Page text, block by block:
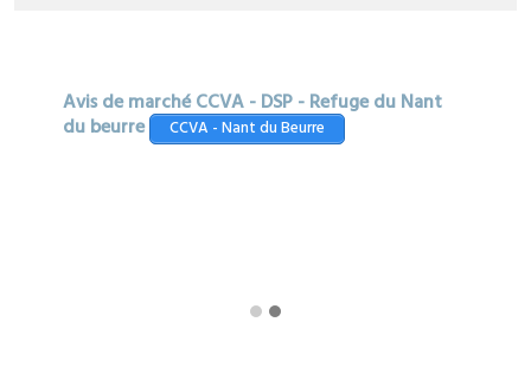
Avis de marché CCVA - DSP - Refuge du Nant
du beurre
CCVA - Nant du Beurre